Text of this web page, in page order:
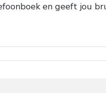
en geeft jou